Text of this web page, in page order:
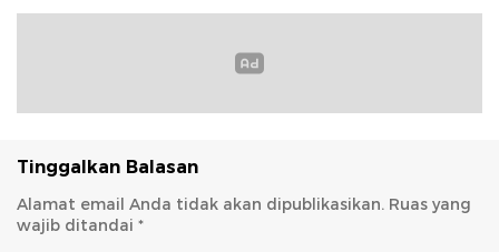
Tinggalkan Balasan
Alamat email Anda tidak akan dipublikasikan. Ruas yang
wajib ditandai *